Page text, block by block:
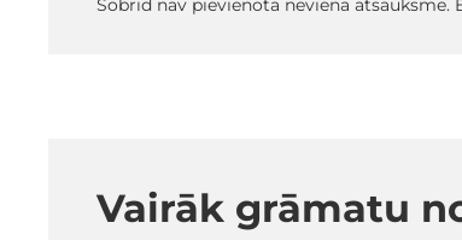
Šobrīd nav pievienota neviena atsauksme.
Vairāk grāmatu